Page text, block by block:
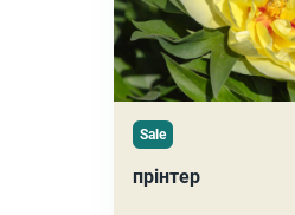
Sale
прінтер